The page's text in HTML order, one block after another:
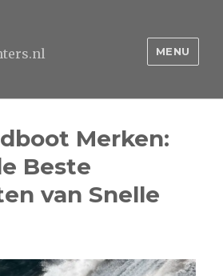
MENU
Merken:
Beste
van Snelle